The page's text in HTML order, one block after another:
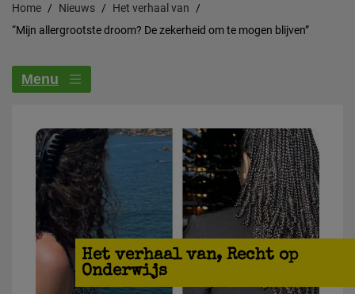
Home Nieuws Het verhaal van
“Mijn allergrootste droom? De zekerheid om te mogen blijven”
Menu
Het verhaal van,Recht op
Onderwijs